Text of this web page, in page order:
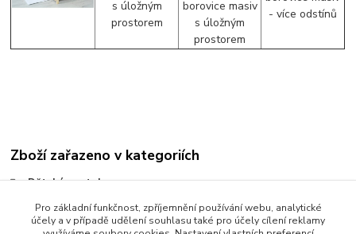
Zboží zařazeno v kategoriích
Dětské postele
Postele 90 x 200 cm
Pro základní funkčnost, zpříjemnění používání webu, analytické
účely a v případě udělení souhlasu také pro účely cílení reklamy